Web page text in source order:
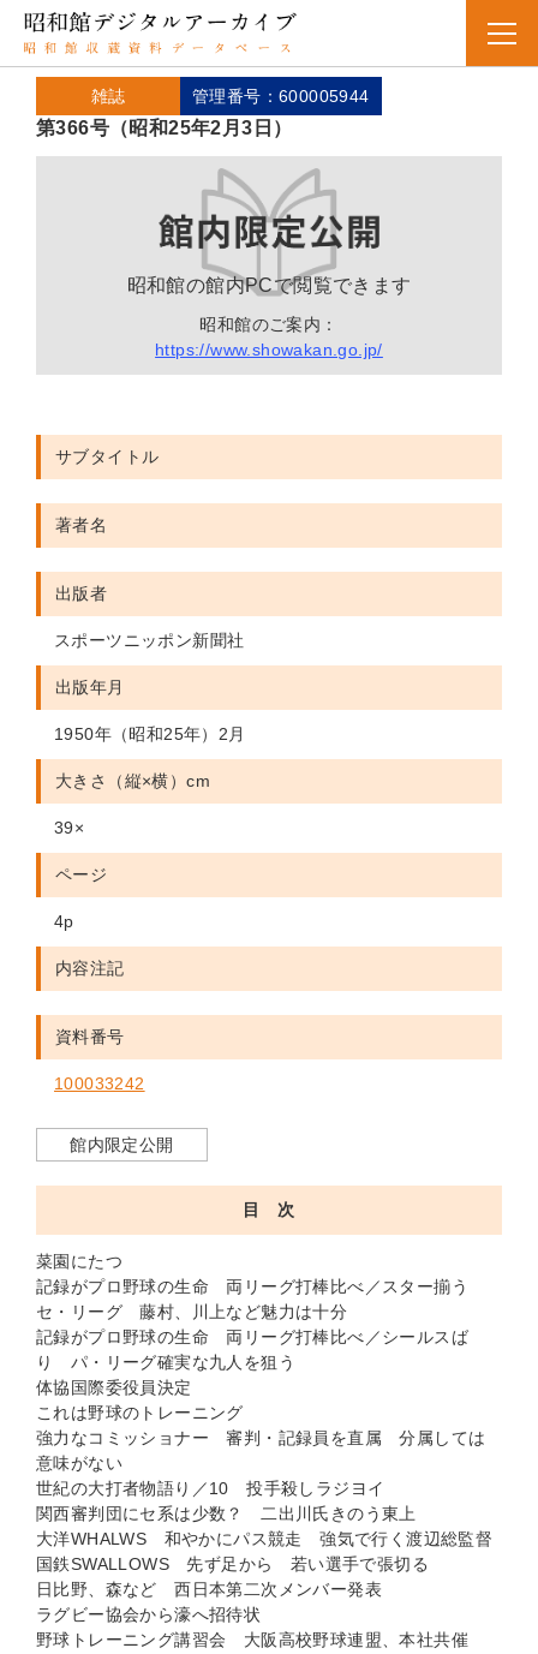
雑誌 管理番号：600005944
第366号（昭和25年2月3日）
昭和館の館内PCで閲覧できます
昭和館のご案内：
https://www.showakan.go.jp/
サブタイトル
著者名
出版者
スポーツニッポン新聞社
出版年月
1950年（昭和25年）2月
大きさ（縦×横）cm
39×
ページ
4p
内容注記
資料番号
100033242
館内限定公開
目 次
菜園にたつ
記録がプロ野球の生命 両リーグ打棒比べ／スター揃う
セ・リーグ 藤村、川上など魅力は十分
記録がプロ野球の生命 両リーグ打棒比べ／シールスば
り パ・リーグ確実な九人を狙う
体協国際委役員決定
これは野球のトレーニング
強力なコミッショナー 審判・記録員を直属 分属しては
意味がない
世紀の大打者物語り／10 投手殺しラジヨイ
関西審判団にセ系は少数？ 二出川氏きのう東上
大洋WHALWS 和やかにパス競走 強気で行く渡辺総監督
国鉄SWALLOWS 先ず足から 若い選手で張切る
日比野、森など 西日本第二次メンバー発表
ラグビー協会から濠へ招待状
野球トレーニング講習会 大阪高校野球連盟、本社共催